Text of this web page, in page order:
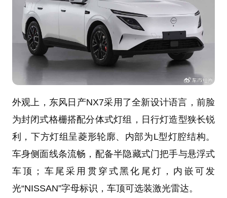
外观上，东风日产NX7采用了全新设计语言，前脸
为封闭式格栅搭配分体式灯组，日行灯造型狭长锐
利，下方灯组呈菱形轮廓、内部为L型灯腔结构。
车身侧面线条流畅，配备半隐藏式门把手与悬浮式
车顶；车尾采用贯穿式黑化尾灯，内嵌可发
光“NISSAN”字母标识，车顶可选装激光雷达。